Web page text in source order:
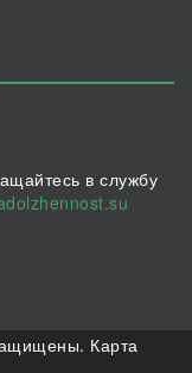
в службу
Карта